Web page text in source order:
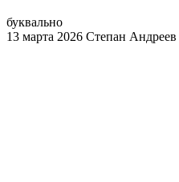
буквально
13 марта 2026 Степан Андреев